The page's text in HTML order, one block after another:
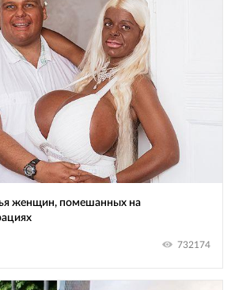
женщин, помешанных на
732174